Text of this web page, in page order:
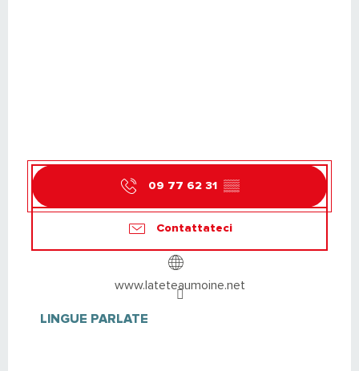
09 77 62 31 ▒▒
Contattateci
www.lateteaumoine.net
LINGUE PARLATE
LINGUE PARLATE